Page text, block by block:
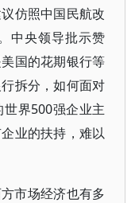
仿照中国民航改
中央领导批示赞
国的花期银行等
拆分，如何面对
界500强企业主
业的扶持，难以
市场经济也有多